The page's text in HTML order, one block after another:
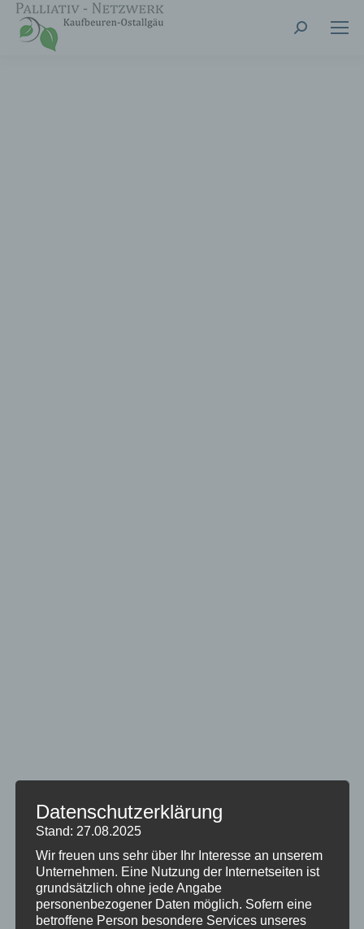
Search:
Datenschutzerklärung
Stand: 27.08.2025
Wir freuen uns sehr über Ihr Interesse an unserem
Unternehmen. Eine Nutzung der Internetseiten ist
grundsätzlich ohne jede Angabe
personenbezogener Daten möglich. Sofern eine
betroffene Person besondere Services unseres